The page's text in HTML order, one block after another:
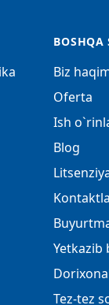
BOSHQA
Biz
Oferta
Ish
Blog
Yetkazib
Tez-tez